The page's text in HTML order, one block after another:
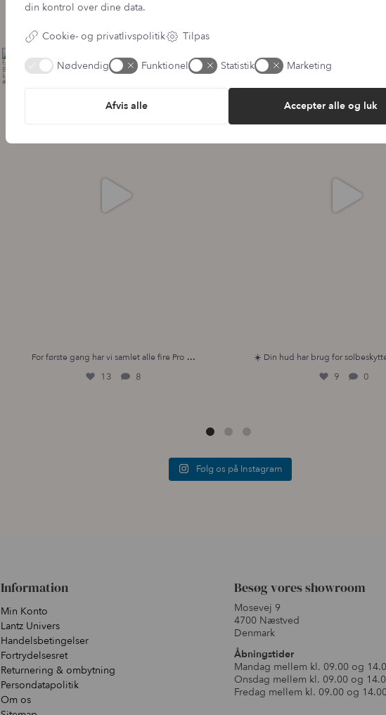
For første gang har vi samlet alle fire Pro...
For første gang har vi samlet alle fire Pro ...
13 8
☀️ Din hud har brug for
☀️ Din hud har brug for
9 0
Følg os på Instagram
Information
Min Konto
Lantz Univers
Handelsbetingelser
Fortrydelsesret
Returnering & ombytning
Persondatapolitik
Om os
Besøg vores showroom
Mosevej 9
4700 Næstved
Denmark
Åbningstider
Mandag mellem kl. 09.00 og
Onsdag mellem kl. 09.00 og
Fredag mellem kl. 09.00 og
din kontrol over dine data.
Cookie- og privatlivspolitik Tilpas
Nødvendig Funktionel Statistik Marketing
Afvis alle Accepter alle og luk